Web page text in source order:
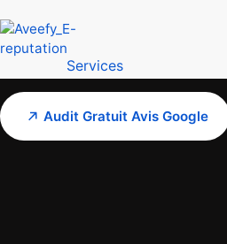
Services
Audit Gratuit Avis Google